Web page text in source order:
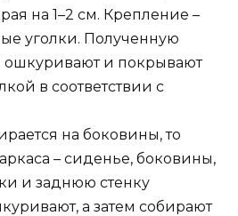
на 1–2 см. Крепление –
уголки. Полученную
ошкуривают и покрывают
в соответствии с
на боковины, то
– сиденье, боковины,
и заднюю стенку
а затем собирают